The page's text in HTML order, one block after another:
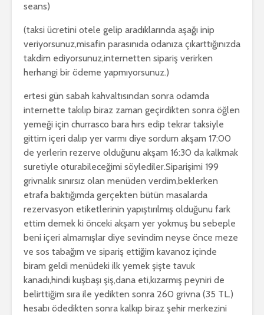
seans)
(taksi ücretini otele gelip aradıklarında aşağı inip
veriyorsunuz,misafin parasınıda odanıza çıkarttığınızda
takdim ediyorsunuz,internetten sipariş verirken
herhangi bir ödeme yapmıyorsunuz.)
ertesi gün sabah kahvaltısından sonra odamda
internette takılıp biraz zaman geçirdikten sonra öğlen
yemeği için churrasco bara hırs edip tekrar taksiyle
gittim içeri dalıp yer varmı diye sordum akşam 17:00
de yerlerin rezerve olduğunu akşam 16:30 da kalkmak
suretiyle oturabileceğimi söylediler.Siparişimi 199
grivnalık sınırsız olan menüden verdim,beklerken
etrafa baktığımda gerçekten bütün masalarda
rezervasyon etiketlerinin yapıştırılmış olduğunu fark
ettim demek ki önceki akşam yer yokmuş bu sebeple
beni içeri almamışlar diye sevindim neyse önce meze
ve sos tabağım ve sipariş ettiğim kavanoz içinde
biram geldi menüdeki ilk yemek şişte tavuk
kanadı,hindi kuşbaşı şiş,dana eti,kızarmış peyniri de
belirttiğim sıra ile yedikten sonra 260 grivna (35 TL.)
hesabı ödedikten sonra kalkıp biraz şehir merkezini